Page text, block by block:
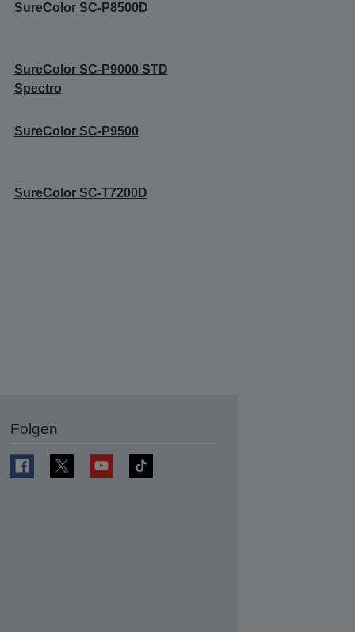
SureColor SC-P8500D
SureColor SC-P9000 STD
Spectro
SureColor SC-P9500
SureColor SC-T7200D
Folgen